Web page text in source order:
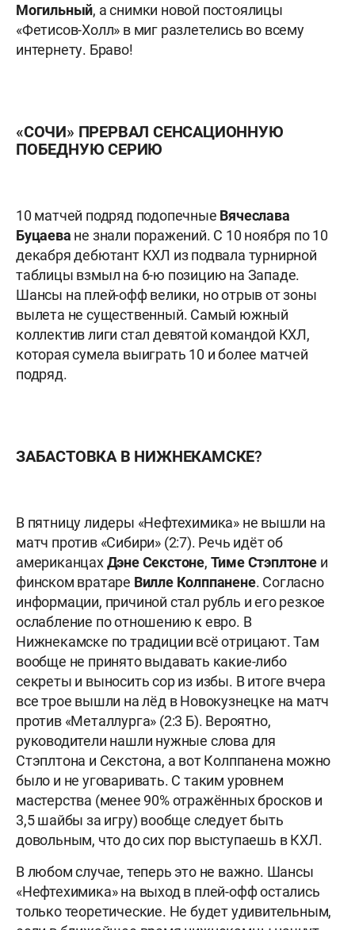
Могильный, а снимки новой постоялицы
«Фетисов-Холл» в миг разлетелись во всему
интернету. Браво!
«СОЧИ» ПРЕРВАЛ СЕНСАЦИОННУЮ
ПОБЕДНУЮ СЕРИЮ
10 матчей подряд подопечные Вячеслава
Буцаева не знали поражений. С 10 ноября по 10
декабря дебютант КХЛ из подвала турнирной
таблицы взмыл на 6-ю позицию на Западе.
Шансы на плей-офф велики, но отрыв от зоны
вылета не существенный. Самый южный
коллектив лиги стал девятой командой КХЛ,
которая сумела выиграть 10 и более матчей
подряд.
ЗАБАСТОВКА В НИЖНЕКАМСКЕ?
В пятницу лидеры «Нефтехимика» не вышли на
матч против «Сибири» (2:7). Речь идёт об
американцахДэне Секстоне, Тиме Стэплтонеи
финском вратаре Вилле Колппанене. Согласно
информации, причиной стал рубль и его резкое
ослабление по отношению к евро. В
Нижнекамске по традиции всё отрицают. Там
вообще не принято выдавать какие-либо
секреты и выносить сор из избы. В итоге вчера
все трое вышли на лёд в Новокузнецке на матч
против «Металлурга» (2:3 Б). Вероятно,
руководители нашли нужные слова для
Стэплтона и Секстона, а вот Колппанена можно
было и не уговаривать. С таким уровнем
мастерства (менее 90% отражённых бросков и
3,5 шайбы за игру) вообще следует быть
довольным, что до сих пор выступаешь в КХЛ.
В любом случае, теперь это не важно. Шансы
«Нефтехимика» на выход в плей-офф остались
только теоретические. Не будет удивительным,